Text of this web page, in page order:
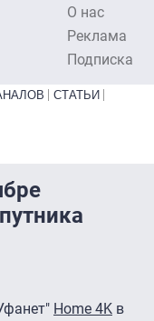
О нас
Реклама
Подписка
СТАТЬИ
Home 4K в